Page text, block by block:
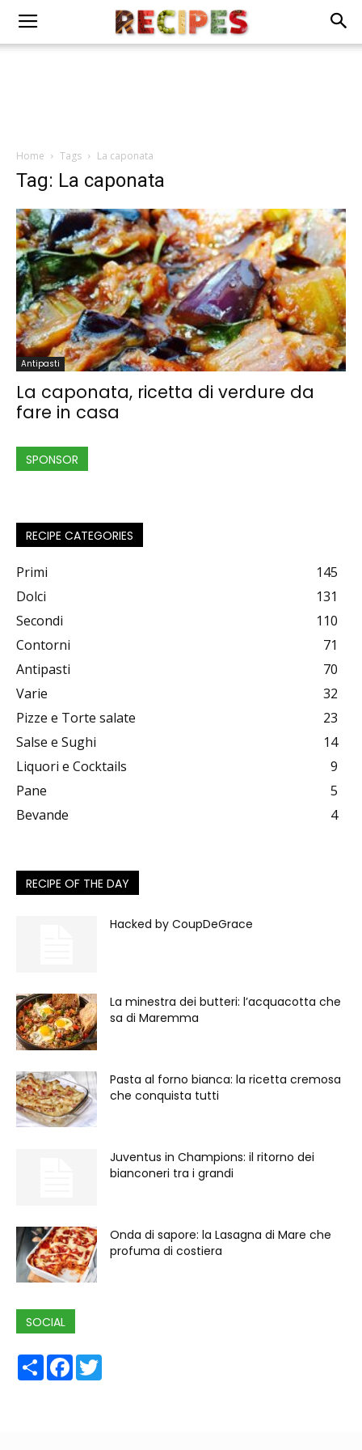
Home Tags La caponata
Tag: La caponata
Antipasti
La caponata, ricetta di verdure da
fare in casa
SPONSOR
RECIPE CATEGORIES
Primi
145
Dolci
131
Secondi
110
Contorni
71
Antipasti
70
Varie
32
Pizze e Torte salate
23
Salse e Sughi
14
Liquori e Cocktails
9
Pane
5
Bevande
4
RECIPE OF THE DAY
Hacked by CoupDeGrace
La minestra dei butteri: l’acquacotta che
sa di Maremma
Pasta al forno bianca: la ricetta cremosa
che conquista tutti
Juventus in Champions: il ritorno dei
bianconeri tra i grandi
Onda di sapore: la Lasagna di Mare che
profuma di costiera
SOCIAL
ShareFacebook